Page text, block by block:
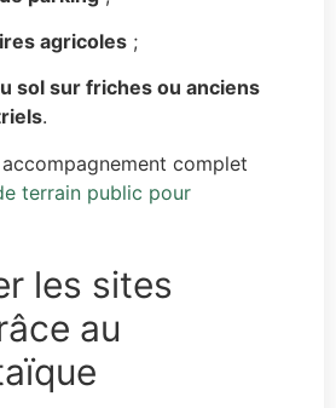
agricoles ;
sol sur friches ou anciens
.
complet
terrain public pour
les sites
au